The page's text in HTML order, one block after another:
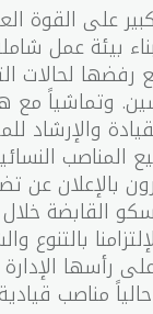
على القوة
بيئة عمل
رفضها لحالات
وتماشياً مع
والإرشاد
المناصب
بالإعلان عن
بالتنوع
رأسها الإدارة
مناصب قيادية